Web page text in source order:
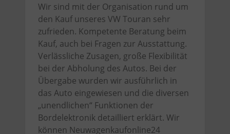
Wir sind mit der Organisation rund um
den Kauf unseres VW Touran sehr
zufrieden. Kompetente Beratung beim
Kauf, auch bei Fragen zur Ausstattung.
Verlässliche Zusagen, große Flexibilität
bei der Abholung des Autos. Bei der
Übergabe wurden wir ausführlich in
das Auto eingewiesen und die diversen
„unendlichen“ Funktionen der
Bordelektronik detailliert erklärt. Wir
können Neuwagenkaufonline24